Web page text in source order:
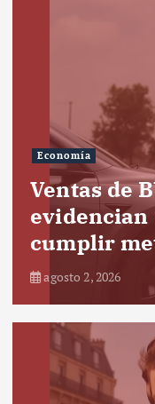
Economía
Ventas de
cumplir
agosto 2, 2026